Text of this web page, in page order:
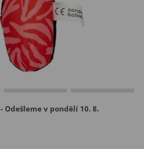
- Odešleme v pondělí 10. 8.